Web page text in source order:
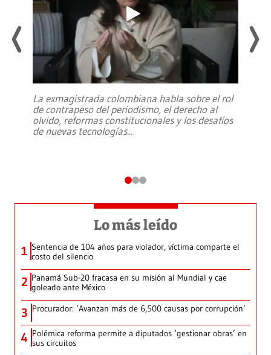
La exmagistrada colombiana habla sobre el rol
de contrapeso del periodismo, el derecho al
olvido, reformas constitucionales y los desafíos
de nuevas tecnologías...
Lo más leído
1 Sentencia de 104 años para violador, víctima comparte el
costo del silencio
2 Panamá Sub-20 fracasa en su misión al Mundial y cae
goleado ante México
3 Procurador: ‘Avanzan más de 6,500 causas por corrupción’
4 Polémica reforma permite a diputados ‘gestionar obras’ en
sus circuitos